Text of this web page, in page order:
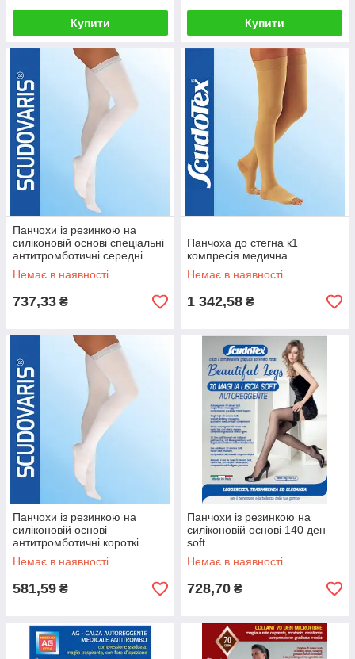
Купити Купити
Панчохи із резинкою на
силіконовій основі спеціальні
антитромботичні середні
Немає в наявності
737,33 ₴
Панчоха до стегна к1
компресія медична
Немає в наявності
1 342,58 ₴
Панчохи із резинкою на
силіконовій основі
антитромботичні короткі
Немає в наявності
581,59 ₴
Панчохи із резинкою на
силіконовій основі 140 ден
soft
Немає в наявності
728,70 ₴